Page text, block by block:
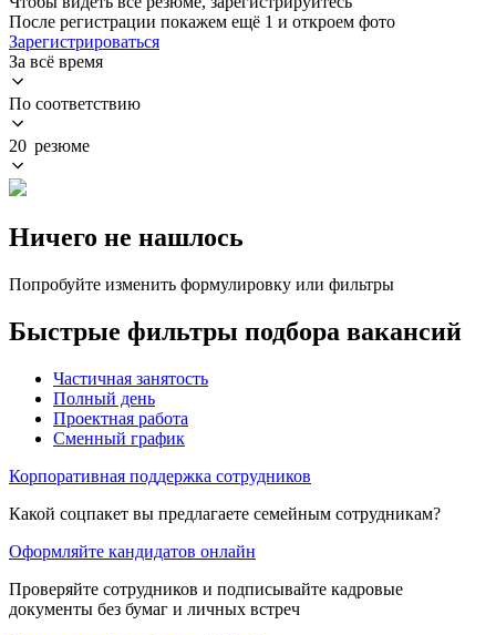
После регистрации покажем ещё 1 и откроем фото
Зарегистрироваться
За всё время
По соответствию
20 резюме
Ничего не нашлось
Попробуйте изменить формулировку или фильтры
Быстрые фильтры подбора вакансий
Частичная занятость
Полный день
Проектная работа
Сменный график
Корпоративная поддержка сотрудников
Какой соцпакет вы предлагаете семейным сотрудникам?
Оформляйте кандидатов онлайн
Проверяйте сотрудников и подписывайте кадровые
документы без бумаг и личных встреч